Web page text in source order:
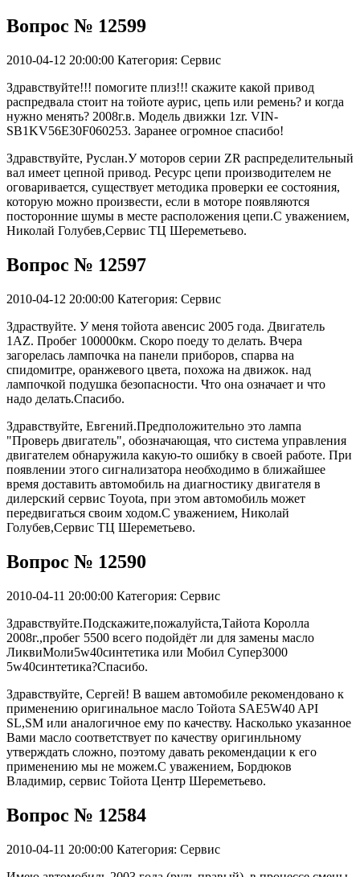
Вопрос № 12599
2010-04-12 20:00:00 Категория: Сервис
Здравствуйте!!! помогите плиз!!! скажите какой привод
распредвала стоит на тойоте аурис, цепь или ремень? и когда
нужно менять? 2008г.в. Модель движки 1zr. VIN-
SB1KV56E30F060253. Заранее огромное спасибо!
Здравствуйте, Руслан.У моторов серии ZR распределительный
вал имеет цепной привод. Ресурс цепи производителем не
оговаривается, существует методика проверки ее состояния,
которую можно произвести, если в моторе появляются
посторонние шумы в месте расположения цепи.С уважением,
Николай Голубев,Сервис ТЦ Шереметьево.
Вопрос № 12597
2010-04-12 20:00:00 Категория: Сервис
Здраствуйте. У меня тойота авенсис 2005 года. Двигатель
1AZ. Пробег 100000км. Скоро поеду то делать. Вчера
загорелась лампочка на панели приборов, спарва на
спидомитре, оранжевого цвета, похожа на движок. над
лампочкой подушка безопасности. Что она означает и что
надо делать.Спасибо.
Здравствуйте, Евгений.Предположительно это лампа
"Проверь двигатель", обозначающая, что система управления
двигателем обнаружила какую-то ошибку в своей работе. При
появлении этого сигнализатора необходимо в ближайшее
время доставить автомобиль на диагностику двигателя в
дилерский сервис Toyota, при этом автомобиль может
передвигаться своим ходом.С уважением, Николай
Голубев,Сервис ТЦ Шереметьево.
Вопрос № 12590
2010-04-11 20:00:00 Категория: Сервис
Здравствуйте.Подскажите,пожалуйста,Тайота Королла
2008г.,пробег 5500 всего подойдёт ли для замены масло
ЛиквиМоли5w40синтетика или Мобил Cупер3000
5w40синтетика?Спасибо.
Здравствуйте, Сергей! В вашем автомобиле рекомендовано к
применению оригинальное масло Тойота SAE5W40 API
SL,SM или аналогичное ему по качеству. Насколько указанное
Вами масло соответствует по качеству оригинльному
утверждать сложно, поэтому давать рекомендации к его
применению мы не можем.С уважением, Бордюков
Владимир, сервис Тойота Центр Шереметьево.
Вопрос № 12584
2010-04-11 20:00:00 Категория: Сервис